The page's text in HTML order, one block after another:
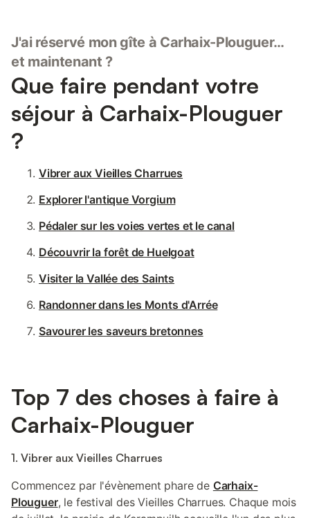
J'ai réservé mon gîte à Carhaix-Plouguer…
et maintenant ?
Que faire pendant votre
séjour à Carhaix-Plouguer
?
Vibrer aux Vieilles Charrues
Explorer l'antique Vorgium
Pédaler sur les voies vertes et le canal
Découvrir la forêt de Huelgoat
Visiter la Vallée des Saints
Randonner dans les Monts d'Arrée
Savourer les saveurs bretonnes
Top 7 des choses à faire à
Carhaix-Plouguer
1. Vibrer aux Vieilles Charrues
Commencez par l'évènement phare de Carhaix-
Plouguer, le festival des Vieilles Charrues. Chaque mois